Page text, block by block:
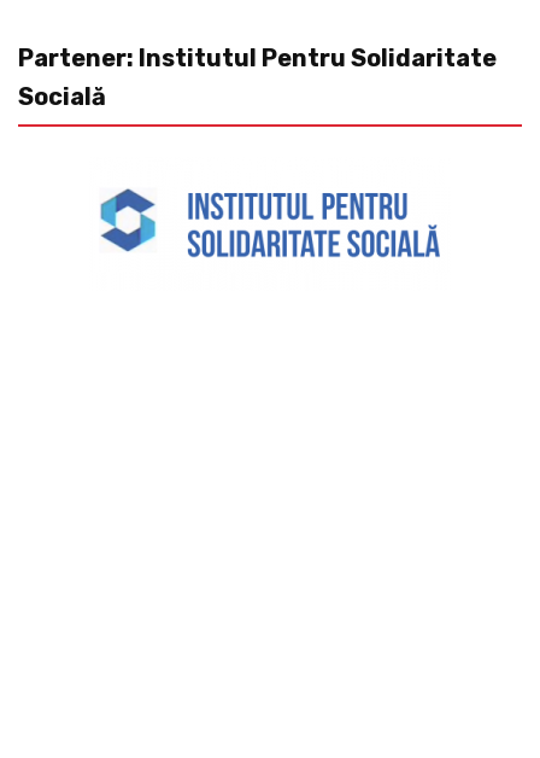
Partener: Institutul Pentru Solidaritate
Socială